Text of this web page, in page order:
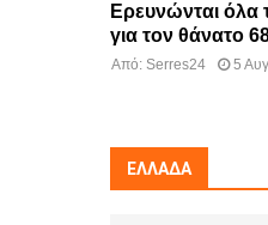
Ερευνώνται όλα
για τον θάνατο
Από: Serres24 5
ΕΛΛΆΔΑ